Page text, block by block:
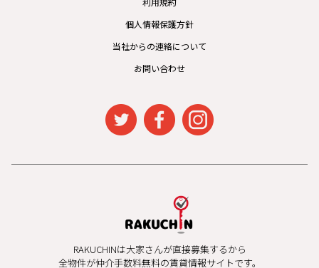
個人情報保護方針
当社からの連絡について
お問い合わせ
RAKUCHINは大家さんが直接募集するから
全物件が仲介手数料無料の賃貸情報サイトです。